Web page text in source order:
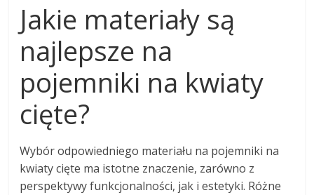
Jakie materiały są
najlepsze na
pojemniki na kwiaty
cięte?
Wybór odpowiedniego materiału na pojemniki na
kwiaty cięte ma istotne znaczenie, zarówno z
perspektywy funkcjonalności, jak i estetyki. Różne